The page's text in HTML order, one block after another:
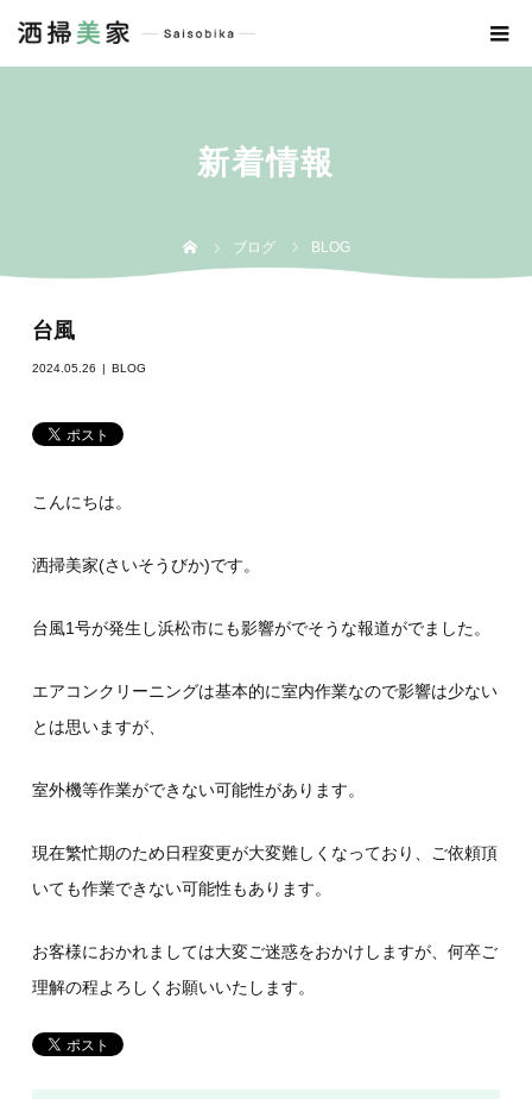
新着情報
ブログ BLOG
台風
2024.05.26 BLOG
こんにちは。
洒掃美家(さいそうびか)です。
台風1号が発生し浜松市にも影響がでそうな報道がでました。
エアコンクリーニングは基本的に室内作業なので影響は少ない
とは思いますが、
室外機等作業ができない可能性があります。
現在繁忙期のため日程変更が大変難しくなっており、ご依頼頂
いても作業できない可能性もあります。
お客様におかれましては大変ご迷惑をおかけしますが、何卒ご
理解の程よろしくお願いいたします。